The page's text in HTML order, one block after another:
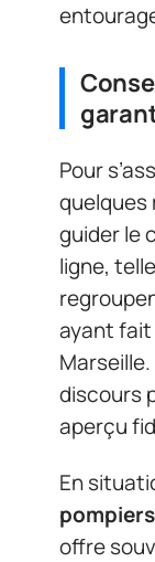
Pour
quelques
guider le
ligne,
ayant fait
discours
aperçu
En
pompiers
offre